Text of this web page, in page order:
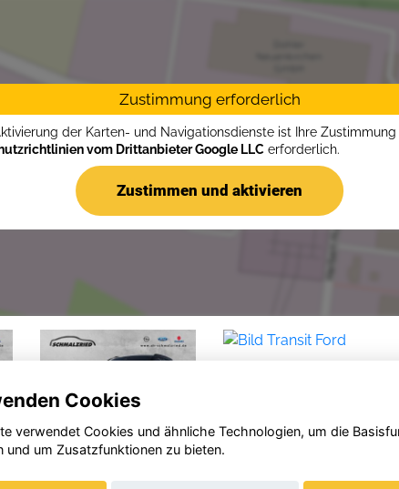
Zustimmung erforderlich
der Karten- und Navigationsdienste ist Ihre
vom Drittanbieter Google LLC erforderlich.
Zustimmen und aktivieren
Cookies
verwendet Cookies und ähnliche Technologien, um die
und um Zusatzfunktionen zu bieten.